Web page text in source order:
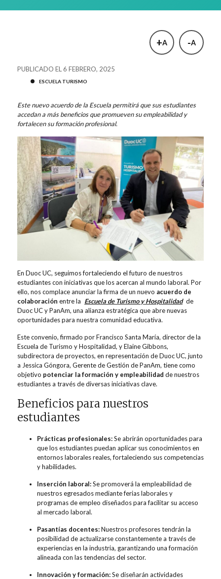
+A -A
PUBLICADO EL 6 FEBRERO, 2025
ESCUELA TURISMO
Este nuevo acuerdo de la Escuela permitirá que sus estudiantes
accedan a más beneficios que promueven su empleabilidad y
fortalecen su formación profesional.
En Duoc UC, seguimos fortaleciendo el futuro de nuestros
estudiantes con iniciativas que los acercan al mundo laboral. Por
ello, nos complace anunciar la firma de un nuevo acuerdo de
colaboración entre la Escuela de Turismo y Hospitalidad de
Duoc UC y PanAm, una alianza estratégica que abre nuevas
oportunidades para nuestra comunidad educativa.
Este convenio, firmado por Francisco Santa María, director de la
Escuela de Turismo y Hospitalidad, y Elaine Gibbons,
subdirectora de proyectos, en representación de Duoc UC, junto
a Jessica Góngora, Gerente de Gestión de PanAm, tiene como
objetivo potenciar la formación y empleabilidad de nuestros
estudiantes a través de diversas iniciativas clave.
Beneficios para nuestros
estudiantes
Prácticas profesionales:Se abrirán oportunidades para
que los estudiantes puedan aplicar sus conocimientos en
entornos laborales reales, fortaleciendo sus competencias
y habilidades.
Inserción laboral:Se promoverá la empleabilidad de
nuestros egresados mediante ferias laborales y
programas de empleo diseñados para facilitar su acceso
al mercado laboral.
Pasantías docentes:Nuestros profesores tendrán la
posibilidad de actualizarse constantemente a través de
experiencias en la industria, garantizando una formación
alineada con las tendencias del sector.
Innovación y formación:Se diseñarán actividades